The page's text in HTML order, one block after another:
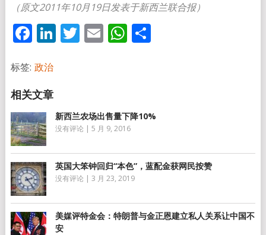
（原文2011年10月19日发表于新西兰联合报）
Facebook
LinkedIn
Twitter
EmailWhatsApp
分
标签: 政治
新西兰农场出售量下降10%
没有评论 | 5 月 9, 2016
英国大笨钟回归“本色”，蓝配金获网民按赞
没有评论 | 3 月 23, 2019
美媒评特金会：特朗普与金正恩建立私人关系让中国不
安